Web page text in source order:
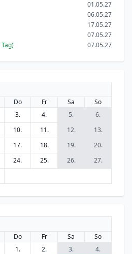
01.05.27
06.05.27
17.05.27
07.05.27
Tag) 07.05.27
Do Fr Sa
So
3. 4. 5.
6.
10. 11. 12.
13.
17. 18. 19.
20.
24. 25. 26.
27.
Do Fr Sa
So
1.
2. 3.
4.